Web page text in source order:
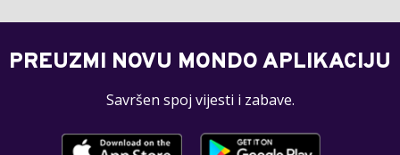
PREUZMI NOVU MONDO APLIKACIJU
Savršen spoj vijesti i zabave.